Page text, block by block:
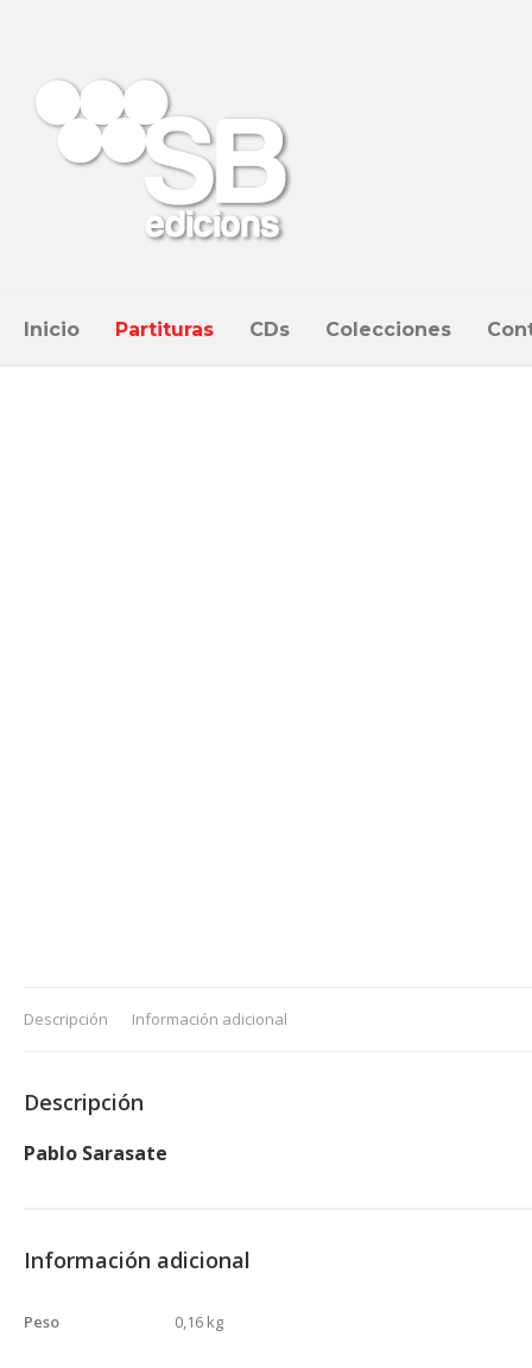
Inicio Partituras CDs Colecciones
Descripción Información adicional
Descripción
Pablo Sarasate
Información adicional
Peso 0,16 kg